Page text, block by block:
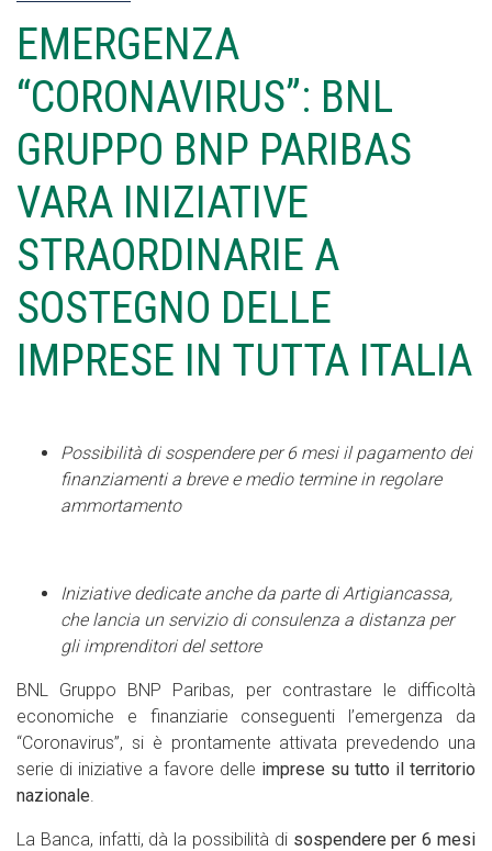
EMERGENZA
“CORONAVIRUS”: BNL
GRUPPO BNP PARIBAS
VARA INIZIATIVE
STRAORDINARIE A
SOSTEGNO DELLE
IMPRESE IN TUTTA ITALIA
Possibilità di sospendere per 6 mesi il pagamento dei
finanziamenti a breve e medio termine in regolare
ammortamento
Iniziative dedicate anche da parte di Artigiancassa,
che lancia un servizio di consulenza a distanza per
gli imprenditori del settore
BNL Gruppo BNP Paribas, per contrastare le difficoltà
economiche e finanziarie conseguenti l’emergenza da
“Coronavirus”, si è prontamente attivata prevedendo una
serie di iniziative a favore delle imprese su tutto il territorio
nazionale
La Banca, infatti, dà la possibilità di sospendere per 6 mesi